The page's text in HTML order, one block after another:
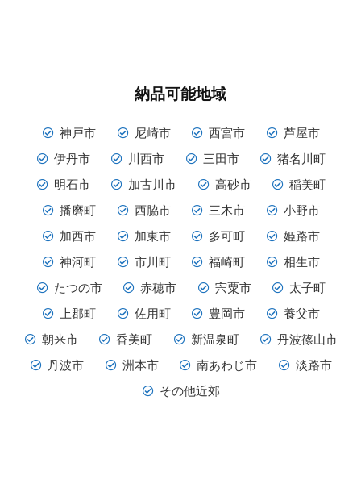
納品可能地域
神戸市 尼崎市 西宮市
芦屋市
伊丹市
川西市 三田市
猪名川町
明石市
加古川市 高砂市
稲美町
播磨町
西脇市 三木市
小野市
加西市
加東市 多可町
姫路市
神河町
市川町 福崎町
相生市
たつの市
赤穂市 宍粟市
太子町
上郡町
佐用町 豊岡市
養父市
朝来市
香美町 新温泉町
丹波篠山市
丹波市
洲本市 南あわじ市
淡路市
その他近郊